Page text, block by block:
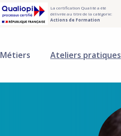
La certification Qualité a été
délivrée au titre de la catégorie:
Actions de Formation
Métiers Ateliers pratiques